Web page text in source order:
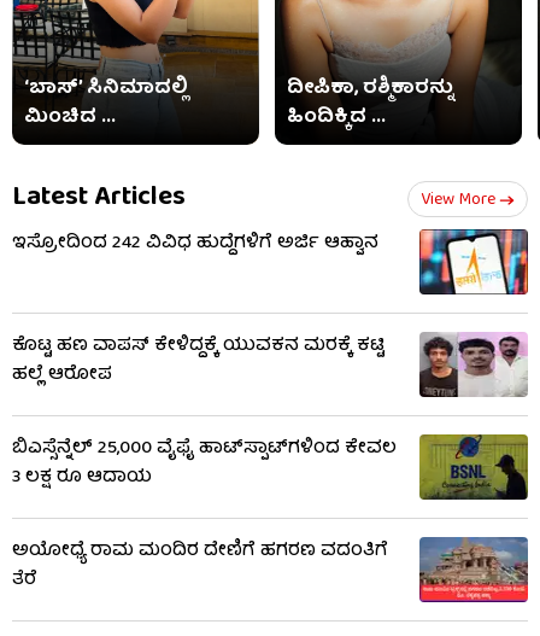
‘ಬಾಸ್’ ಸಿನಿಮಾದಲ್ಲಿ
ಮಿಂಚಿದ ...
ದೀಪಿಕಾ, ರಶ್ಮಿಕಾರನ್ನು
ಹಿಂದಿಕ್ಕಿದ ...
Latest Articles View More
ಇಸ್ರೋದಿಂದ 242 ವಿವಿಧ ಹುದ್ದೆಗಳಿಗೆ ಅರ್ಜಿ ಆಹ್ವಾನ
ಕೊಟ್ಟ ಹಣ ವಾಪಸ್​​ ಕೇಳಿದ್ದಕ್ಕೆ ಯುವಕನ ಮರಕ್ಕೆ ಕಟ್ಟಿ
ಹಲ್ಲೆ ಆರೋಪ
ಬಿಎಸ್ಸೆನ್ನೆಲ್ 25,000 ವೈಫೈ ಹಾಟ್​ಸ್ಪಾಟ್​ಗಳಿಂದ ಕೇವಲ
3 ಲಕ್ಷ ರೂ ಆದಾಯ
ಅಯೋಧ್ಯೆ ರಾಮ ಮಂದಿರ ದೇಣಿಗೆ ಹಗರಣ ವದಂತಿಗೆ
ತೆರೆ